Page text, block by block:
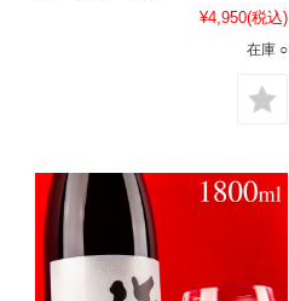
¥4,950(税込)
在庫 ○